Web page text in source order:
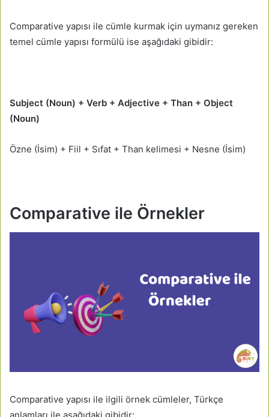
Comparative yapısı ile cümle kurmak için uymanız gereken
temel cümle yapısı formülü ise aşağıdaki gibidir:
Subject (Noun) + Verb + Adjective + Than + Object
(Noun)
Özne (İsim) + Fiil + Sıfat + Than kelimesi + Nesne (İsim)
Comparative ile Örnekler
Comparative yapısı ile ilgili örnek cümleler, Türkçe
anlamları ile aşağıdaki gibidir: